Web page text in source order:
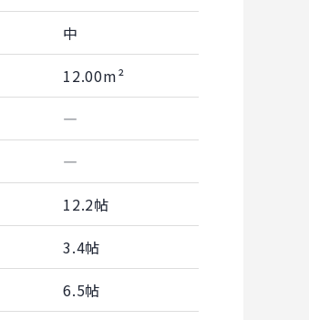
中
12.00m²
―
―
12.2帖
3.4帖
6.5帖